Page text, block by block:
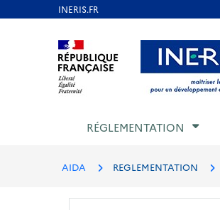
Aller au contenu Aller au menu
RÉGLEMENTATION
AIDA REGLEMENTATION